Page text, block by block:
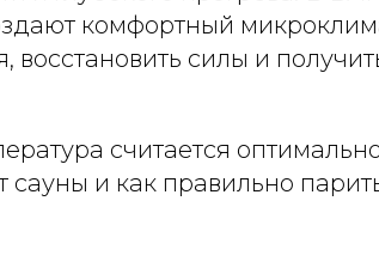
комфортный
восстановить силы и
считается
сауны и как правильно